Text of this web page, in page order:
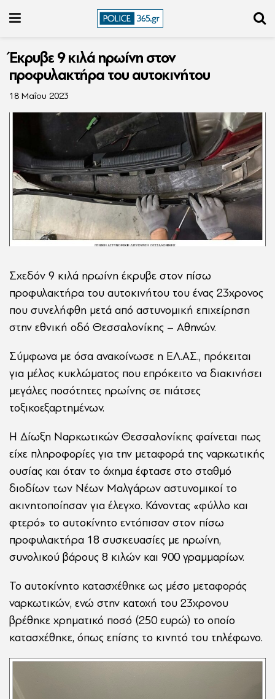
Έκρυβε 9 κιλά ηρωίνη στον
προφυλακτήρα του αυτοκινήτου
18 Μαΐου 2023
Σχεδόν 9 κιλά ηρωίνη έκρυβε στον πίσω
προφυλακτήρα του αυτοκινήτου του ένας 23χρονος
που συνελήφθη μετά από αστυνομική επιχείρηση
στην εθνική οδό Θεσσαλονίκης – Αθηνών.
Σύμφωνα με όσα ανακοίνωσε η ΕΛ.ΑΣ., πρόκειται
για μέλος κυκλώματος που επρόκειτο να διακινήσει
μεγάλες ποσότητες ηρωίνης σε πιάτσες
τοξικοεξαρτημένων.
Η Δίωξη Ναρκωτικών Θεσσαλονίκης φαίνεται πως
είχε πληροφορίες για την μεταφορά της ναρκωτικής
ουσίας και όταν το όχημα έφτασε στο σταθμό
διοδίων των Νέων Μαλγάρων αστυνομικοί το
ακινητοποίησαν για έλεγχο. Κάνοντας «φύλλο και
φτερό» το αυτοκίνητο εντόπισαν στον πίσω
προφυλακτήρα 18 συσκευασίες με ηρωίνη,
συνολικού βάρους 8 κιλών και 900 γραμμαρίων.
Το αυτοκίνητο κατασχέθηκε ως μέσο μεταφοράς
ναρκωτικών, ενώ στην κατοχή του 23χρονου
βρέθηκε χρηματικό ποσό (250 ευρώ) το οποίο
κατασχέθηκε, όπως επίσης το κινητό του τηλέφωνο.